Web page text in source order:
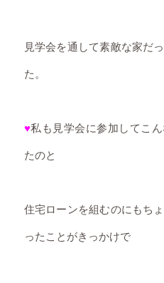
見学会を通して素敵な家だ
た。
♥私も見学会に参加してこ
たのと
住宅ローンを組むのにもち
ったことがきっかけで